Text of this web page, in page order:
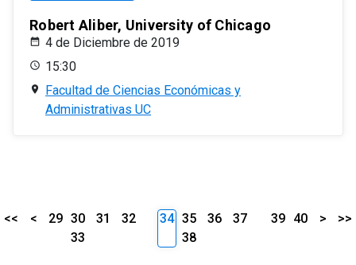
Robert Aliber, University of Chicago
4 de Diciembre de 2019
15:30
Facultad de Ciencias Económicas y
Administrativas UC
<< < 29 30 31
32
33
34 35 36
37
38
39 40 > >>